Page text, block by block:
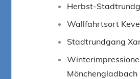
Herbst-
Wallfahrtsort
Stadtrundgang
Mönchengladbach